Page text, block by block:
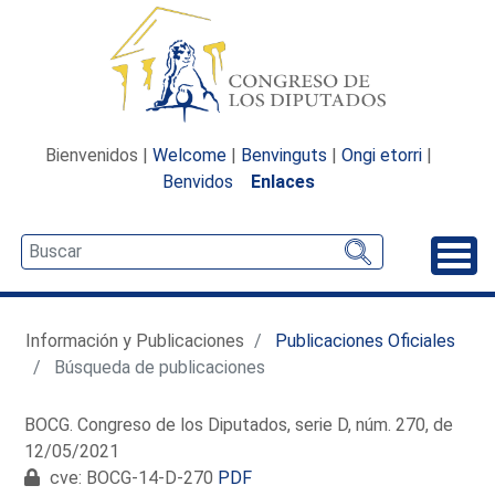
Bienvenidos | Welcome | Benvinguts | Ongi etorri |
Benvidos
Enlaces
Información y Publicaciones
Publicaciones Oficiales
Búsqueda de publicaciones
BOCG. Congreso de los Diputados, serie D, núm. 270, de
12/05/2021
cve: BOCG-14-D-270 PDF